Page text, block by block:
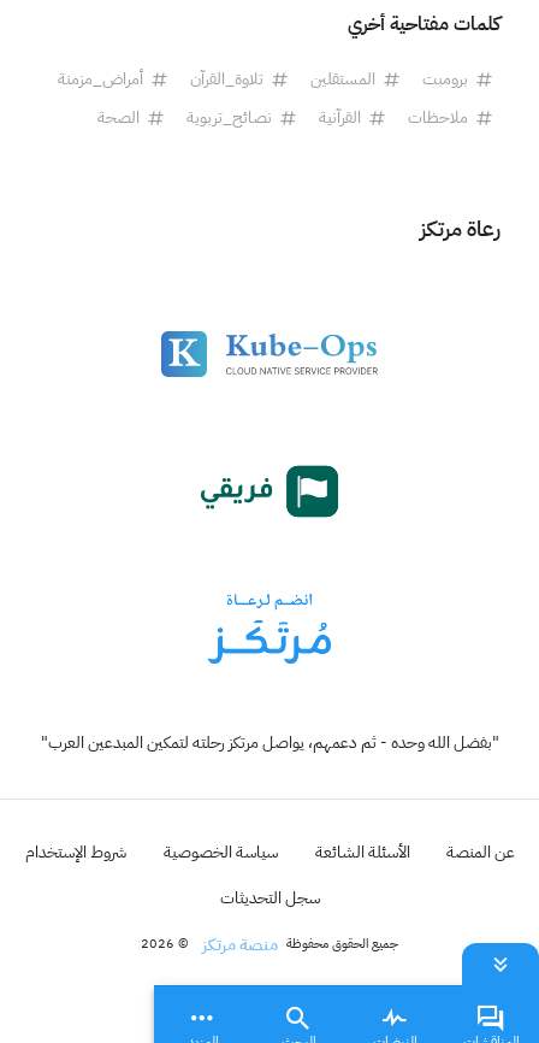
كلمات مفتاحية أخري
برومبت المستقلين تلاوة_القرآن
أمراض_مزمنة
ملاحظات
القرآنية نصائح_تربوية الصحة
رعاة مرتكز
"بفضل الله وحده - ثم دعمهم، يواصل مرتكز رحلته لتمكين المبدعين العرب"
عن المنصة الأسئلة الشائعة سياسة الخصوصية
شروط الإستخدام
سجل التحديثات
جميع الحقوق محفوظة منصة مرتكز © 2026